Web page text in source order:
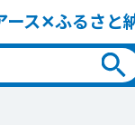
ース✕ふるさと